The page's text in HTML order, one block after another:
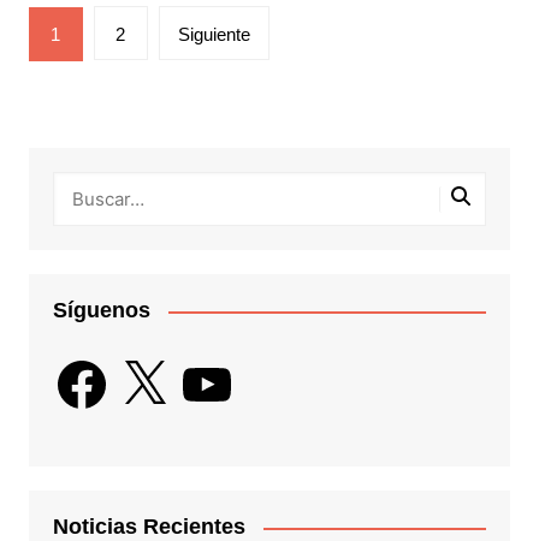
Paginación
de
1 2 Siguiente
Síguenos
Facebook
X YouTube
Noticias Recientes